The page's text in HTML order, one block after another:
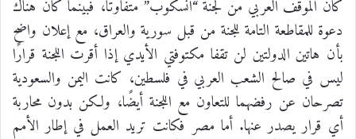
كان الموقف العربي من لجنة “أنسكوب” متفاوتًا، فبينما كان هناك
دعوة للمقاطعة التامة للجنة من قبل سورية والعراق، مع إعلان واضح
بأن هاتين الدولتين لن تقفا مكتوفتي الأيدي إذا أقرت اللجنة قرارًا
ليس في صالح الشعب العربي في فلسطين، كانت اليمن والسعودية
تصرحان عن رفضهما للتعاون مع اللجنة أيضًا، ولكن بدون محاربة
أي قرار يصدر عنها. أما مصر فكانت تريد العمل في إطار الأمم